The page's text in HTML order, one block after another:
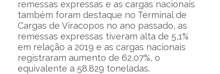
remessas expressas e as cargas nacionais
também foram destaque no Terminal de
Cargas de Viracopos no ano passado, as
remessas expressas tiveram alta de 5,1%
em relação a 2019 e as cargas nacionais
registraram aumento de 62,07%, o
equivalente a 58.829 toneladas.